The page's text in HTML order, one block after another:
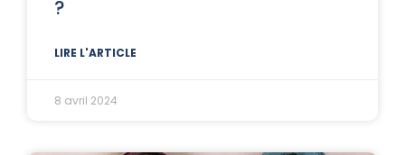
?
LIRE L'ARTICLE
8 avril 2024